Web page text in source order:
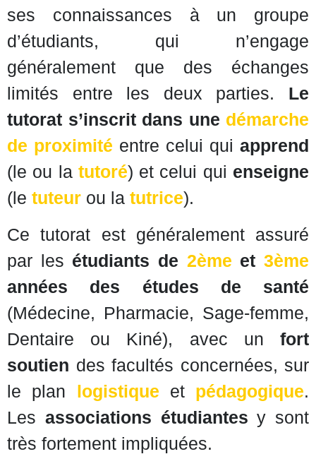
ses connaissances à un groupe
d’étudiants, qui n’engage
généralement que des échanges
limités entre les deux parties. Le
tutorat s’inscrit dans une démarche
de proximité entre celui qui apprend
(le ou la tutoré) et celui qui enseigne
(le tuteur ou la tutrice).
Ce tutorat est généralement assuré
par les étudiants de 2ème et3ème
années des études de santé
(Médecine, Pharmacie, Sage-femme,
Dentaire ou Kiné), avec un fort
soutien des facultés concernées, sur
le plan logistique et pédagogique.
Les associations étudiantes y sont
très fortement impliquées.